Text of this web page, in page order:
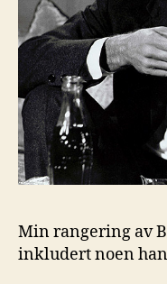
Min rangering av
inkludert noen